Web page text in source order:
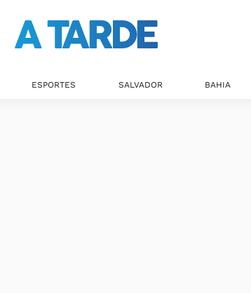
ESPORTES SALVADOR BAHIA